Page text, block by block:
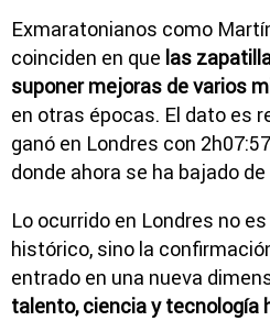
Exmaratonianos como
coinciden en que las
suponer mejoras de varios
en otras épocas. El dato es
ganó en Londres con
donde ahora se ha bajado
Lo ocurrido en Londres no
histórico, sino la
entrado en una nueva
talento, ciencia y tecnología